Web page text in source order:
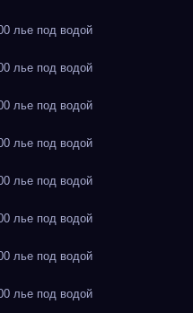
лье под водой
лье под водой
лье под водой
лье под водой
лье под водой
лье под водой
лье под водой
лье под водой